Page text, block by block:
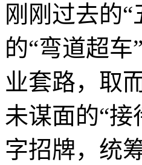
刚刚过去的
的“弯道超
业套路，取
未谋面的“接
字招牌，统